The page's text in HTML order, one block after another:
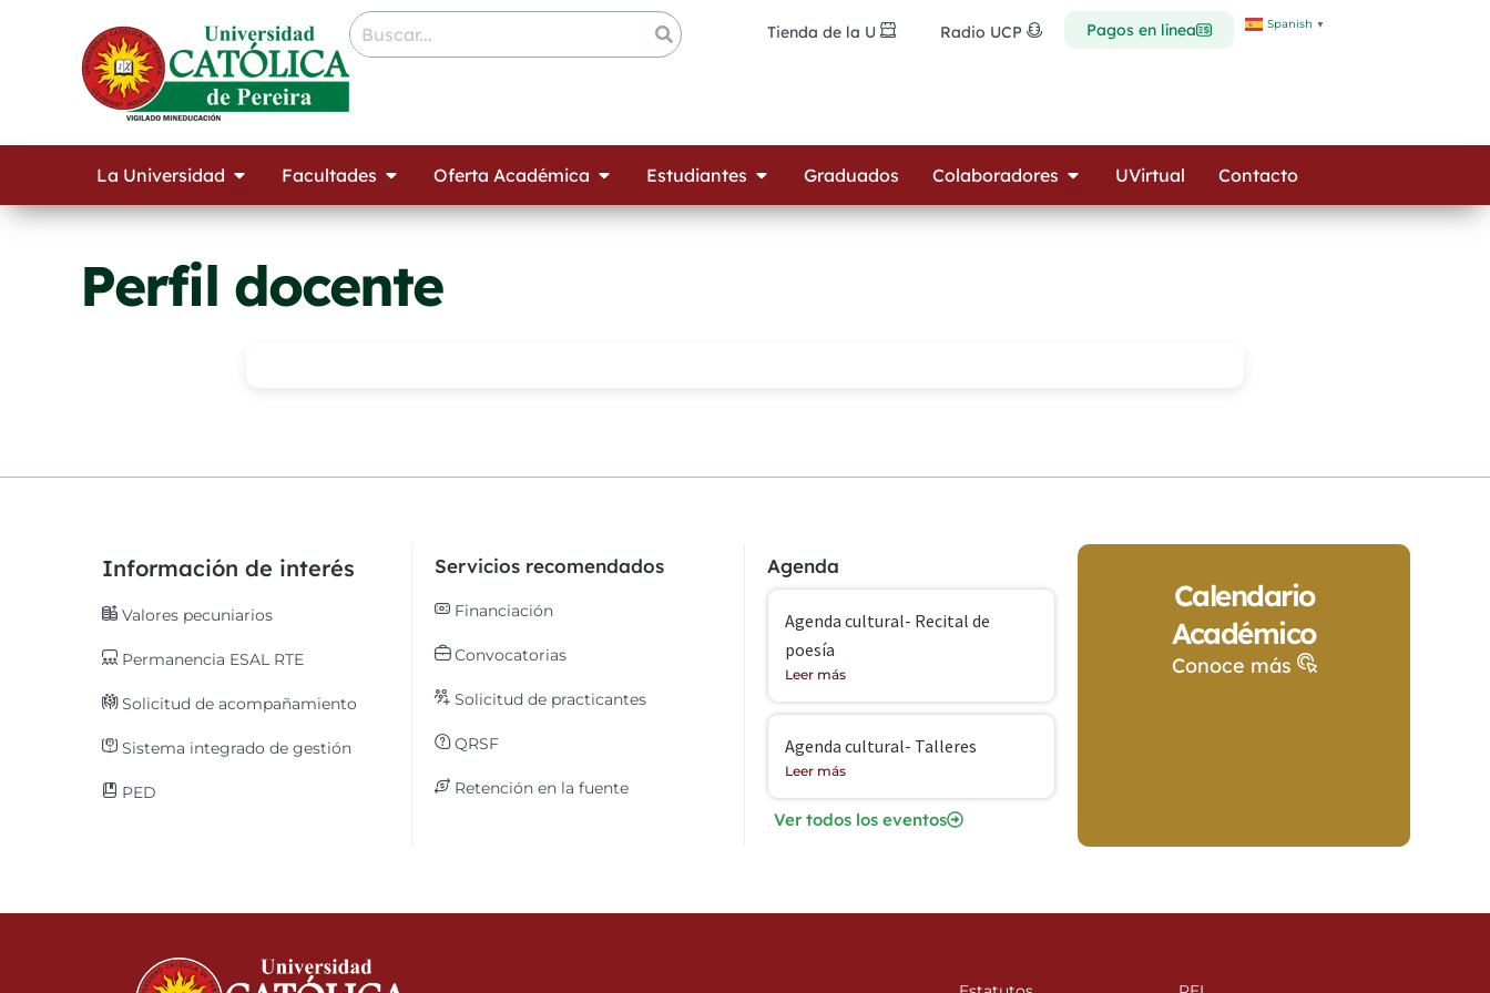
Tienda de la U Radio UCP Pagos en línea Spanish ▼
La Universidad Open La Universidad
Facultades Open Facultades
Oferta Académica Open Oferta Académica
Estudiantes Open Estudiantes
Graduados Colaboradores Open Colaboradores
UVirtual Contacto
Perfil docente
Información de interés
Valores pecuniarios
Permanencia ESAL RTE
Solicitud de acompañamiento
Sistema integrado de gestión
PED
Servicios recomendados
Financiación
Convocatorias
Solicitud de practicantes
QRSF
Retención en la fuente
Agenda
Agenda cultural- Recital de
poesía
Leer más
Agenda cultural- Talleres
Leer más
Ver todos los eventos
Calendario
Académico
Conoce más